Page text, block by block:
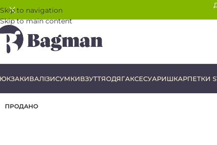
Skip to navigation
Skip to main content
ВАЛІЗИСУМКИВЗУТТЯОДЯГАКСЕСУАРИШКАРПЕТКИ
ПРОДАНО